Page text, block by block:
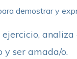
demostrar y
analiza
y ser amada/o.